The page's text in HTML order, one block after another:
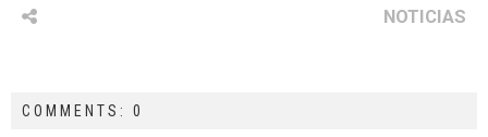
NOTICIAS
COMMENTS: 0